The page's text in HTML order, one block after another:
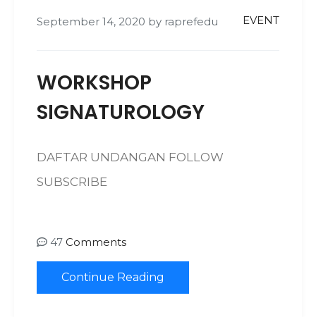
September 14, 2020 by raprefedu EVENT
WORKSHOP
SIGNATUROLOGY
DAFTAR UNDANGAN FOLLOW
SUBSCRIBE
47 Comments
Continue Reading
navigation